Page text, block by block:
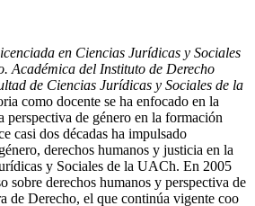
en Ciencias Jurídicas y Sociales
Académica del Instituto de Derecho
de Ciencias Jurídicas y Sociales de la
como docente se ha enfocado en la
perspectiva de género en la formación
casi dos décadas ha impulsado
derechos humanos y justicia en la
y Sociales de la UACh. En 2005
sobre derechos humanos y perspectiva de
de Derecho, el que continúa vigente coo